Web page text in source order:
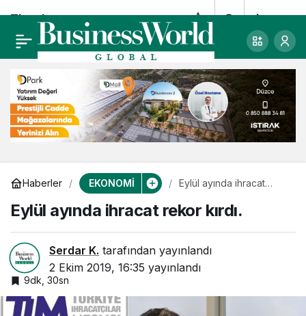
Haberler EKONOMİ
Eylül ayında ihracat
Eylül ayında ihracat rekor kırdı.
Serdar K. tarafından yayınlandı
2 Ekim 2019, 16:35 yayınlandı
9dk, 30sn
Ticari
Gayrimenkullerin Son
Durumu GYODER
Çözüm Platformu’nda
0 Paylaş